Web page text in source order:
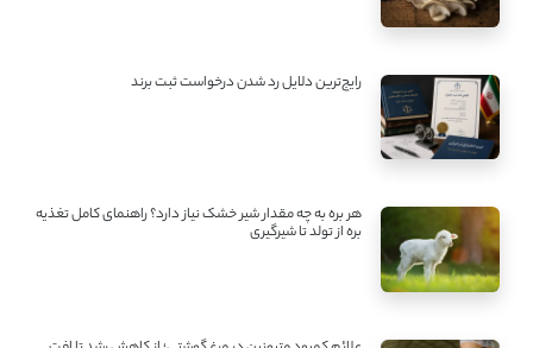
رایج‌ترین دلایل رد شدن درخواست ثبت برند
هر بره به چه مقدار شیر خشک نیاز دارد؟ راهنمای کامل تغذیه
بره از تولد تا شیرگیری